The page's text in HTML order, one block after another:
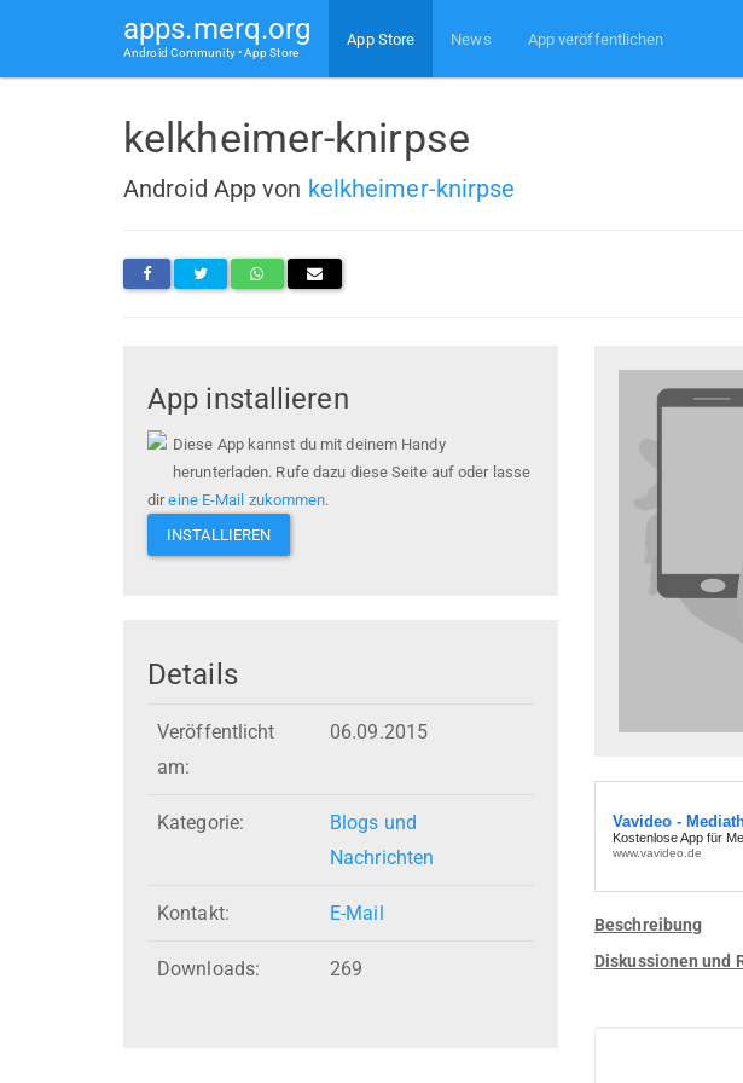
apps.merq.org
Android Community • App Store
App Store News App veröffentlichen
kelkheimer-knirpse
Android App von kelkheimer-knirpse
App installieren
Diese App kannst du mit deinem Handy
herunterladen. Rufe dazu diese Seite auf oder lasse
direine E-Mail zukommen.
INSTALLIEREN
Details
Veröffentlicht
am:
06.09.2015
Kategorie:
Blogs und
Nachrichten
Kontakt: E-Mail
Downloads: 269
Beschreibung
Diskussionen und